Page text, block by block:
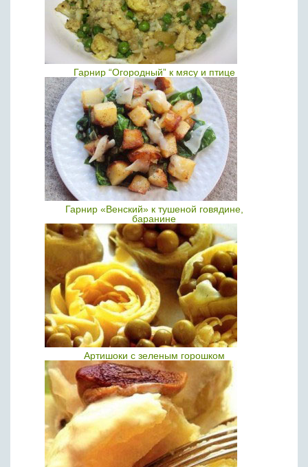
Гарнир “Огородный” к мясу и птице
Гарнир «Венский» к тушеной говядине,
баранине
Артишоки с зеленым горошком